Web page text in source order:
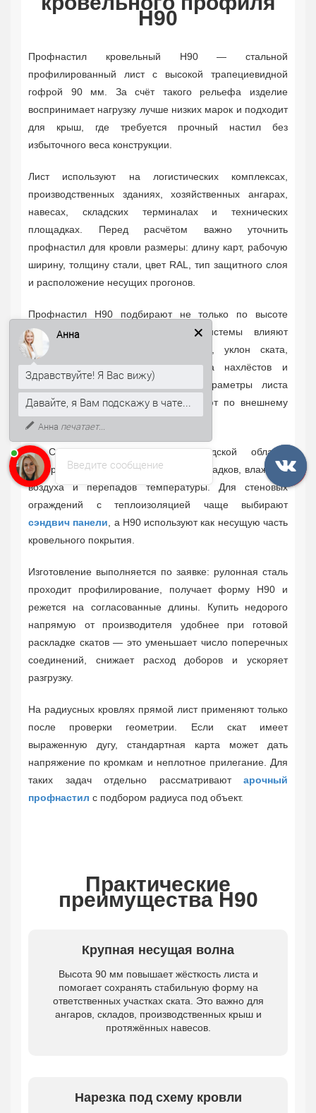
Н90
Профнастил кровельный Н90 — стальной
профилированный лист с высокой трапециевидной
гофрой 90 мм. За счёт такого рельефа изделие
воспринимает нагрузку лучше низких марок и подходит
для крыш, где требуется прочный настил без
избыточного веса конструкции.
Лист используют на логистических комплексах,
производственных зданиях, хозяйственных ангарах,
навесах, складских терминалах и технических
площадках. Перед расчётом важно уточнить
профнастил для кровли размеры: длину карт, рабочую
ширину, толщину стали, цвет RAL, тип защитного слоя
и расположение несущих прогонов.
Профнастил Н90 подбирают не только по высоте
волны. На работу кровельной системы влияют
снеговая нагрузка, ветровой район, уклон ската,
расстояние между опорами, схема нахлёстов и
количество саморезов. Поэтому параметры листа
согласуют с проектом, а не выбирают по внешнему
сходству с другими марками.
В Санкт-Петербурге и Ленинградской области
материал востребован из-за частых осадков, влажного
воздуха и перепадов температуры. Для стеновых
ограждений с теплоизоляцией чаще выбирают
сэндвич панели , а Н90 используют как несущую часть
кровельного покрытия.
Изготовление выполняется по заявке: рулонная сталь
проходит профилирование, получает форму Н90 и
режется на согласованные длины. Купить недорого
напрямую от производителя удобнее при готовой
раскладке скатов — это уменьшает число поперечных
соединений, снижает расход доборов и ускоряет
разгрузку.
На радиусных кровлях прямой лист применяют только
после проверки геометрии. Если скат имеет
выраженную дугу, стандартная карта может дать
напряжение по кромкам и неплотное прилегание. Для
таких задач отдельно рассматривают арочный
профнастил с подбором радиуса под объект.
Практические
преимущества Н90
Крупная несущая волна
Высота 90 мм повышает жёсткость листа и
помогает сохранять стабильную форму на
ответственных участках ската. Это важно для
ангаров, складов, производственных крыш и
протяжённых навесов.
Нарезка под схему кровли
Введите сообщение
Здравствуйте! Я Вас вижу)
Давайте, я Вам подскажу в чате...
К тому же, могу рассказать, как
получить скидку 5% на первый
заказ.